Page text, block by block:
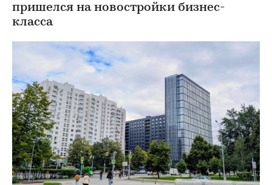
пришелся на новостройки бизнес-
класса